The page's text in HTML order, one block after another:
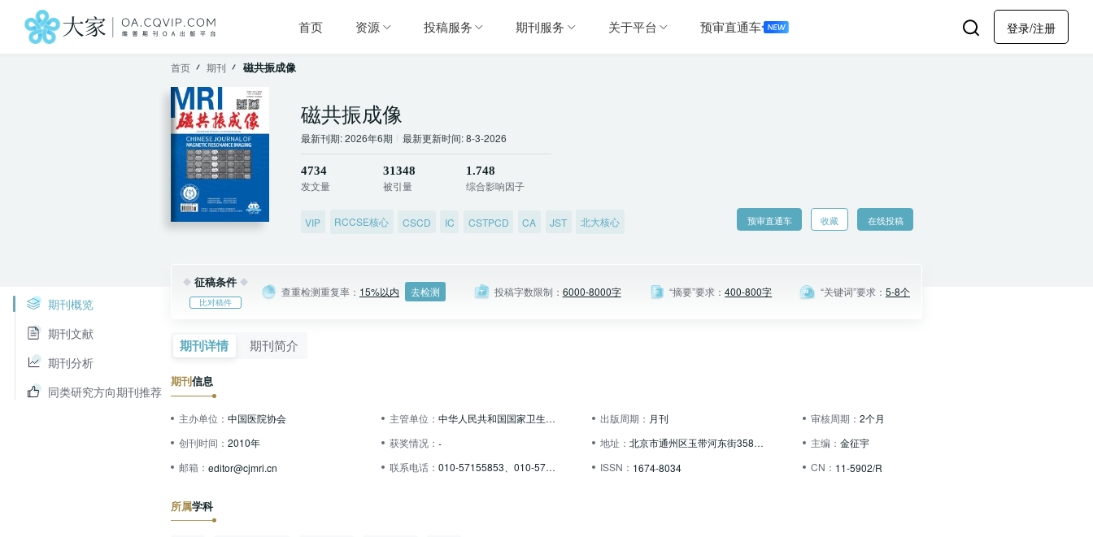
首页 资源 投稿服务 期刊服务 关于平台 预审直通车 登录/注册
首页 期刊 磁共振成像
期刊概览
期刊文献
期刊分析
同类研究方向期刊推荐
磁共振成像
最新刊期: 2026年6期 最新更新时间: 8-3-2026
4734
发文量
31348
被引量
1.748
综合影响因子
VIP RCCSE核心 CSCD IC CSTPCD CA JST 北大核心 预审直通车 收藏 在线投稿
征稿条件
比对稿件
查重检测重复率： 15%以内 去检测 投稿字数限制： 6000-8000字 “摘要”要求：400-800字 “关键词”要求： 5-8个
期刊详情 期刊简介
期刊信息
主办单位： 中国医院协会 主管单位： 中华人民共和国国家卫生健康委员会 出版周期： 月刊 审核周期： 2个月
创刊时间： 2010年 获奖情况： - 地址： 北京市通州区玉带河东街358号4号楼3层 主编： 金征宇
邮箱： editor@cjmri.cn 联系电话： 010-57155853、010-57155377、010-67113815 ISSN： 1674-8034 CN： 11-5902/R
所属学科